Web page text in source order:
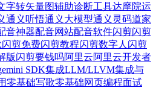
字转矢量图辅助诊断工具达摩院运
通义听悟通义大模型通义灵码道家
音神器配音网站配音软件闪剪闪剪
闪剪免费闪剪教程闪剪数字人 闪剪
版闪剪要钱吗阿里云阿里云开发者
SDK集成LLM/LLVM集成与
零基础写歌零基础网页编程面试